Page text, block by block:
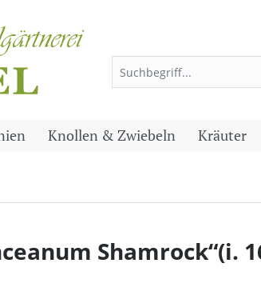
Knollen & Zwiebeln Kräuter
Shamrock“(i.